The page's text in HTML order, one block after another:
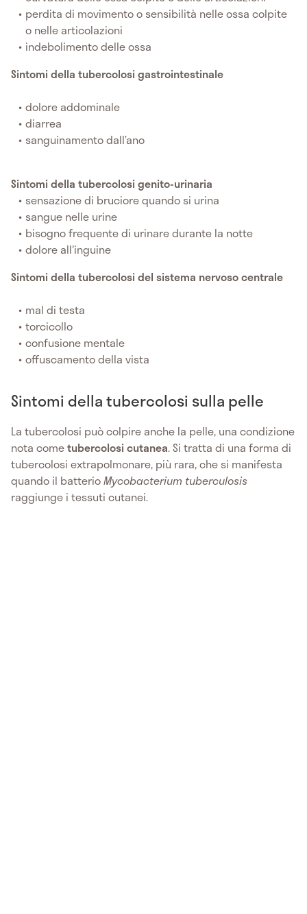
perdita di movimento o sensibilità nelle ossa colpite
o nelle articolazioni
indebolimento delle ossa
Sintomi della tubercolosi gastrointestinale
dolore addominale
diarrea
sanguinamento dall’ano
Sintomi della tubercolosi genito-urinaria
sensazione di bruciore quando si urina
sangue nelle urine
bisogno frequente di urinare durante la notte
dolore all'inguine
Sintomi della tubercolosi del sistema nervoso centrale
mal di testa
torcicollo
confusione mentale
offuscamento della vista
Sintomi della tubercolosi sulla pelle
La tubercolosi può colpire anche la pelle, una condizione
nota cometubercolosi cutanea. Si tratta di una forma di
tubercolosi extrapolmonare, più rara, che si manifesta
quando il batterioMycobacterium tuberculosis
raggiunge i tessuti cutanei.